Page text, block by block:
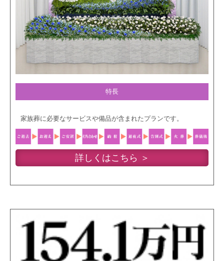
特長
家族葬に必要なサービスや備品が含まれたプランです。
詳しくはこちら ＞